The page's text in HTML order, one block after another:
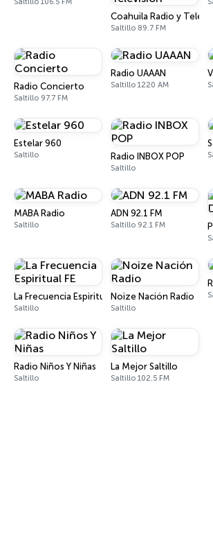
Coahuila Radio y
Saltillo 89.7 FM
Radio Concierto
Saltillo 97.7 FM
Radio UAAAN
Saltillo 1220 AM
Estelar 960
Saltillo Radio INBOX POP
Saltillo
MABA Radio
Saltillo
ADN 92.1 FM
Saltillo 92.1 FM
La Frecuencia Espiritual FE
Saltillo
Noize Nación Radio
Saltillo
Radio Niños Y Niñas
Saltillo
La Mejor Saltillo
Saltillo 102.5 FM